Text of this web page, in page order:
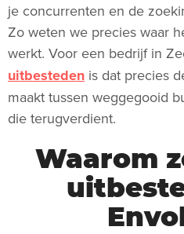
je concurrenten en de
Zo weten we precies waar
werkt. Voor een bedrijf in
uitbesteden is dat precies
maakt tussen weggegooid
die terugverdient.
Waarom